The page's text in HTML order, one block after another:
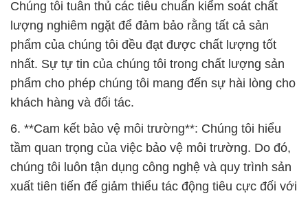
Chúng tôi tuân thủ các tiêu chuẩn kiểm soát chất
lượng nghiêm ngặt để đảm bảo rằng tất cả sản
phẩm của chúng tôi đều đạt được chất lượng tốt
nhất. Sự tự tin của chúng tôi trong chất lượng sản
phẩm cho phép chúng tôi mang đến sự hài lòng cho
khách hàng và đối tác.
6. **Cam kết bảo vệ môi trường**: Chúng tôi hiểu
tầm quan trọng của việc bảo vệ môi trường. Do đó,
chúng tôi luôn tận dụng công nghệ và quy trình sản
xuất tiên tiến để giảm thiểu tác động tiêu cực đối với